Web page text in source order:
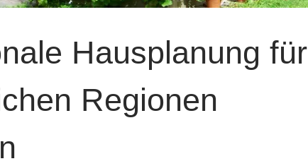
Hausplanung für
Regionen